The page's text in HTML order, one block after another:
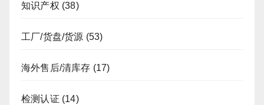
知识产权 (38)
工厂/货盘/货源 (53)
海外售后/清库存 (17)
检测认证 (14)